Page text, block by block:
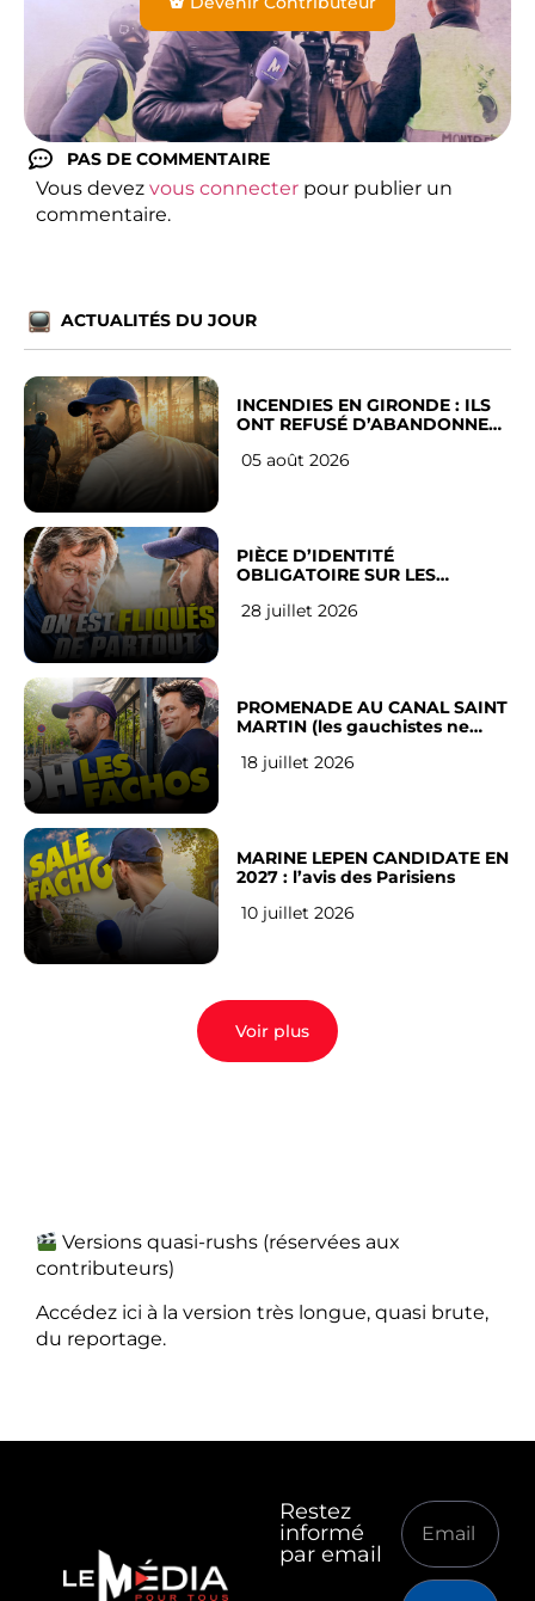
Devenir Contributeur
PAS DE COMMENTAIRE
Vous devez vous connecter pour publier un
commentaire.
ACTUALITÉS DU JOUR
INCENDIES EN GIRONDE : ILS
ONT REFUSÉ D’ABANDONNER
LEUR VILLE
05 août 2026
PIÈCE D’IDENTITÉ
OBLIGATOIRE SUR LES
RÉSEAUX SOCIAUX : l’avis des
Français
28 juillet 2026
PROMENADE AU CANAL SAINT
MARTIN (les gauchistes ne
veulent pas)
18 juillet 2026
MARINE LEPEN CANDIDATE EN
2027 : l’avis des Parisiens
10 juillet 2026
Voir plus
Versions quasi-rushs (réservées aux
contributeurs)
Accédez ici à la version très longue, quasi brute,
du reportage.
Restez
informé
par email